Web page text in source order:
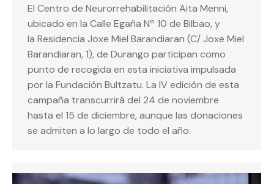
El Centro de Neurorrehabilitación Aita Menni,
ubicado en la Calle Egaña Nº 10 de Bilbao, y
la Residencia Joxe Miel Barandiaran (C/ Joxe Miel
Barandiaran, 1), de Durango participan como
punto de recogida en esta iniciativa impulsada
por la Fundación Bultzatu. La IV edición de esta
campaña transcurrirá del 24 de noviembre
hasta el 15 de diciembre, aunque las donaciones
se admiten a lo largo de todo el año.